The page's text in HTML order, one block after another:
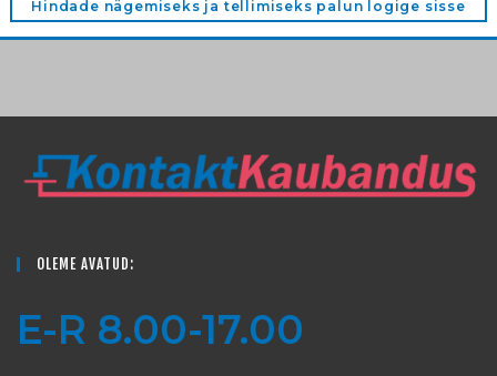
Hindade nägemiseks ja tellimiseks palun logige sisse
OLEME AVATUD:
E-R 8.00-17.00